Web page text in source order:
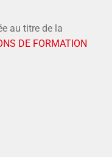
au titre de la
DE FORMATION